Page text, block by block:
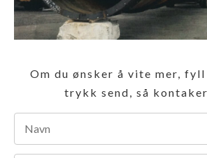
Om du ønsker å vite mer, fyll
trykk send, så